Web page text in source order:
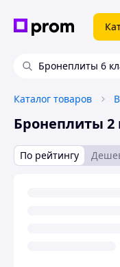
Бронеплиты 6
Каталог товаров
Бронеплиты 2
По рейтингу